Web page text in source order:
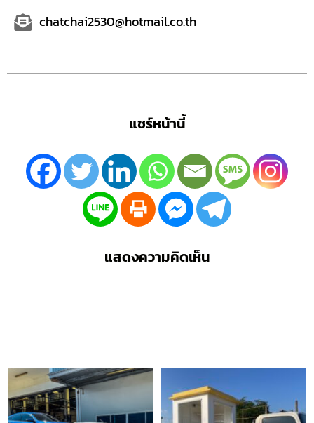
chatchai2530@hotmail.co.th
แชร์หน้านี้
แสดงความคิดเห็น